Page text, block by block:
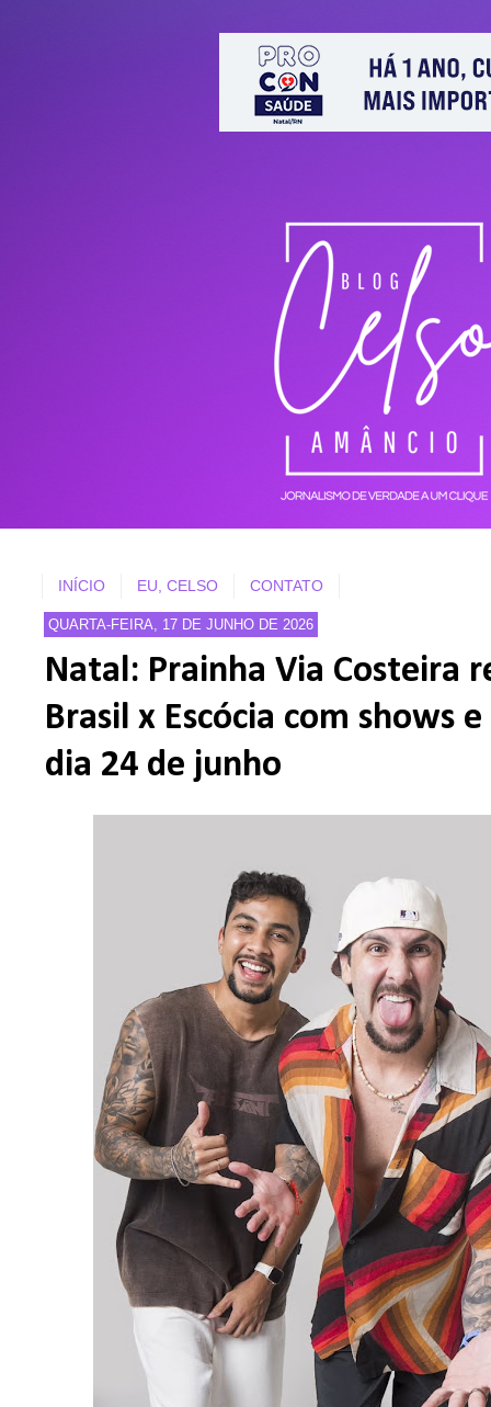
INÍCIO EU, CELSO CONTATO
QUARTA-FEIRA, 17 DE JUNHO DE 2026
Natal: Prainha Via Costeira
Brasil x Escócia com shows
dia 24 de junho